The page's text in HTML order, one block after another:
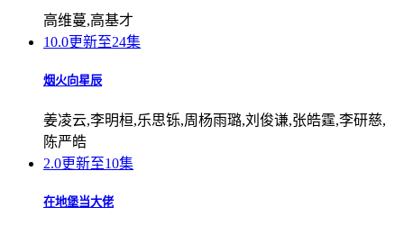
高维蔓,高基才
10.0更新至24集
烟火向星辰
姜凌云,李明桓,乐思铄,周杨雨璐,刘俊谦,张皓霆,李研慈,
陈严皓
2.0更新至10集
在地堡当大佬